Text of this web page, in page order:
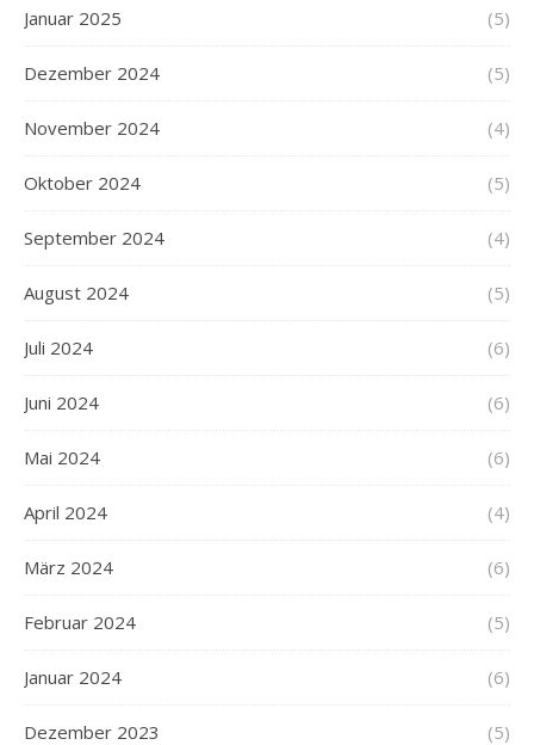
Januar 2025 (5)
Dezember 2024 (5)
November 2024 (4)
Oktober 2024 (5)
September 2024 (4)
August 2024 (5)
Juli 2024 (6)
Juni 2024 (6)
Mai 2024 (6)
April 2024 (4)
März 2024 (6)
Februar 2024 (5)
Januar 2024 (6)
Dezember 2023 (5)